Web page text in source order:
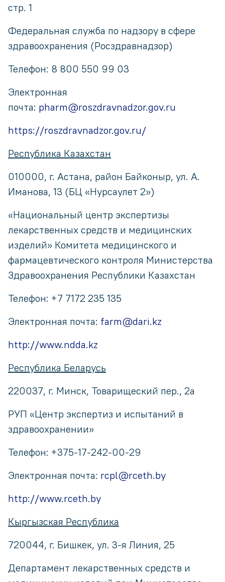
стр. 1
Федеральная служба по надзору в сфере
здравоохранения (Росздравнадзор)
Телефон: 8 800 550 99 03
Электронная
почта: pharm@roszdravnadzor.gov.ru
https://roszdravnadzor.gov.ru/
Республика Казахстан
010000, г. Астана, район Байконыр, ул. А.
Иманова, 13 (БЦ «Нурсаулет 2»)
«Национальный центр экспертизы
лекарственных средств и медицинских
изделий» Комитета медицинского и
фармацевтического контроля Министерства
Здравоохранения Республики Казахстан
Телефон: +7 7172 235 135
Электронная почта: farm@dari.kz
http://www.ndda.kz
Республика Беларусь
220037, г. Минск, Товарищеский пер., 2а
РУП «Центр экспертиз и испытаний в
здравоохранении»
Телефон: +375-17-242-00-29
Электронная почта: rcpl@rceth.by
http://www.rceth.by
Кыргызская Республика
720044, г. Бишкек, ул. 3-я Линия, 25
Департамент лекарственных средств и